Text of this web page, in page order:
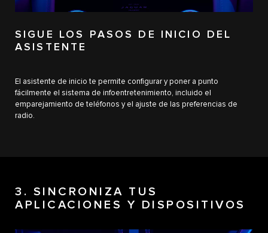
SIGUE LOS PASOS DE INICIO DEL
ASISTENTE
El asistente de inicio te permite configurar y poner a punto
fácilmente el sistema de infoentretenimiento, incluido el
emparejamiento de teléfonos y el ajuste de las preferencias de
radio.
3. SINCRONIZA TUS
APLICACIONES Y DISPOSITIVOS